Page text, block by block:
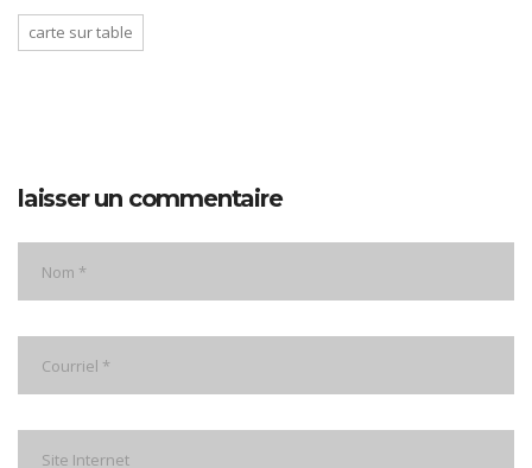
carte sur table
laisser un commentaire